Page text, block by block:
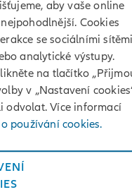
aby vaše online
Cookies
se sociálními
analytické výstupy.
na tlačítko
v „Nastavení
odvolat. Více informací
používání cookies.